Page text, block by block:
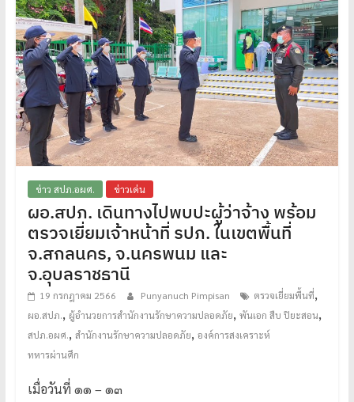
ข่าว สปภ.อผศ. ข่าวเด่น
ผอ.สปภ. เดินทางไปพบปะผู้ว่าจ้าง พร้อม
ตรวจเยี่ยมเจ้าหน้าที่ รปภ. ในเขตพื้นที่
จ.สกลนคร, จ.นครพนม และ
จ.อุบลราชธานี
19 กรกฎาคม 2566 Punyanuch Pimpisan ตรวจเยี่ยมพื้นที่,
ผอ.สปภ., ผู้อำนวยการสำนักงานรักษาความปลอดภัย, พันเอก สืบ ปิยะสอน,
สปภ.อผศ., สำนักงานรักษาความปลอดภัย, องค์การสงเคราะห์
ทหารผ่านศึก
เมื่อวันที่ ๑๑ – ๑๓